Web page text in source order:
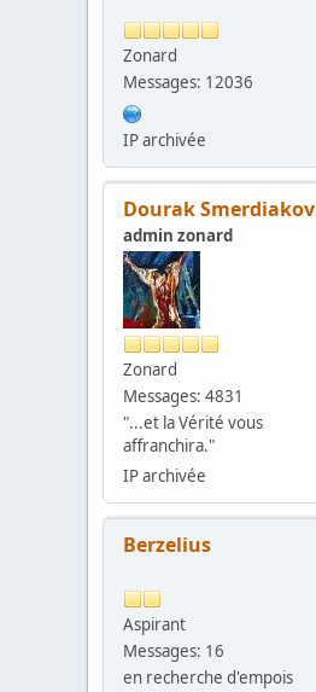
Zonard
Messages: 12036
IP archivée
Dourak Smerdiakov
admin zonard
Zonard
Messages: 4831
"...et la Vérité vous
affranchira."
IP archivée
Berzelius
Aspirant
Messages: 16
en recherche d'empois